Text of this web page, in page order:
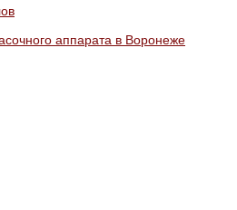
аппарата в Воронеже